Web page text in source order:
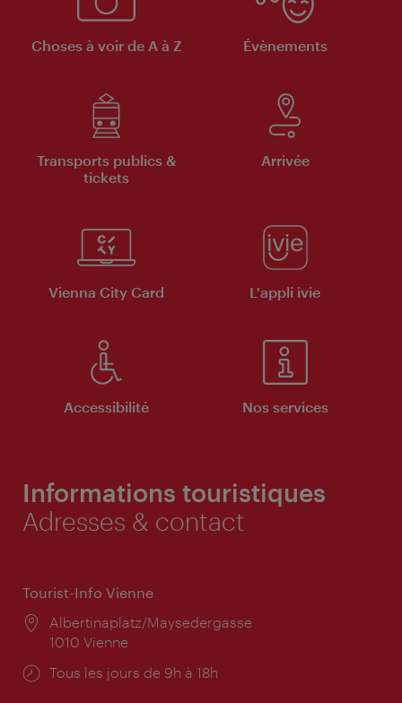
Choses à voir de A à Z Évènements
Transports publics &
tickets
Arrivée
Vienna City Card L'appli ivie
Accessibilité Nos services
Informations touristiques
Adresses & contact
Tourist-Info Vienne
Lieu:
Albertinaplatz/Maysedergasse
1010 Vienne
Horaires
Tous les jours de 9h à 18h